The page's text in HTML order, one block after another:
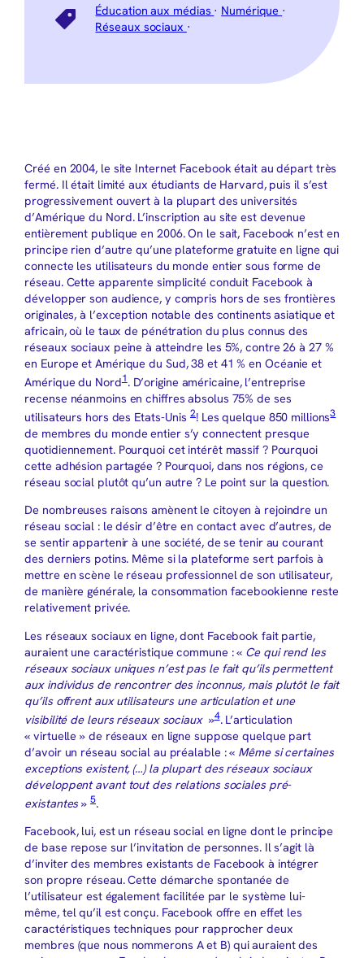
Éducation aux médias · Numérique ·
Réseaux sociaux ·
Créé en 2004, le site Internet Facebook était au départ très
fermé. Il était limité aux étudiants de Harvard, puis il s’est
progressivement ouvert à la plupart des universités
d’Amérique du Nord. L’inscription au site est devenue
entièrement publique en 2006. On le sait, Facebook n’est en
principe rien d’autre qu’une plateforme gratuite en ligne qui
connecte les utilisateurs du monde entier sous forme de
réseau. Cette apparente simplicité conduit Facebook à
développer son audience, y compris hors de ses frontières
originales, à l’exception notable des continents asiatique et
africain, où le taux de pénétration du plus connus des
réseaux sociaux peine à atteindre les 5%, contre 26 à 27 %
en Europe et Amérique du Sud, 38 et 41 % en Océanie et
Amérique du Nord1. D’origine américaine, l’entreprise
recense néanmoins en chiffres absolus 75% de ses
utilisateurs hors des Etats-Unis2! Les quelque 850 millions3
de membres du monde entier s’y connectent presque
quotidiennement. Pourquoi cet intérêt massif ? Pourquoi
cette adhésion partagée ? Pourquoi, dans nos régions, ce
réseau social plutôt qu’un autre ? Le point sur la question.
De nombreuses raisons amènent le citoyen à rejoindre un
réseau social : le désir d’être en contact avec d’autres, de
se sentir appartenir à une société, de se tenir au courant
des derniers potins. Même si la plateforme sert parfois à
mettre en scène le réseau professionnel de son utilisateur,
de manière générale, la consommation facebookienne reste
relativement privée.
Les réseaux sociaux en ligne, dont Facebook fait partie,
auraient une caractéristique commune : « Ce qui rend les
réseaux sociaux uniques n’est pas le fait qu’ils permettent
aux individus de rencontrer des inconnus, mais plutôt le fait
qu’ils offrent aux utilisateurs une articulation et une
visibilité de leurs réseaux sociaux »4. L’articulation
« virtuelle » de réseaux en ligne suppose quelque part
d’avoir un réseau social au préalable : « Même si certaines
exceptions existent, (…) la plupart des réseaux sociaux
développent avant tout des relations sociales pré-
existantes »5.
Facebook, lui, est un réseau social en ligne dont le principe
de base repose sur l’invitation de personnes. Il s’agit là
d’inviter des membres existants de Facebook à intégrer
son propre réseau. Cette démarche spontanée de
l’utilisateur est également facilitée par le système lui-
même, tel qu’il est conçu. Facebook offre en effet les
caractéristiques techniques pour rapprocher deux
membres (que nous nommerons A et B) qui auraient des